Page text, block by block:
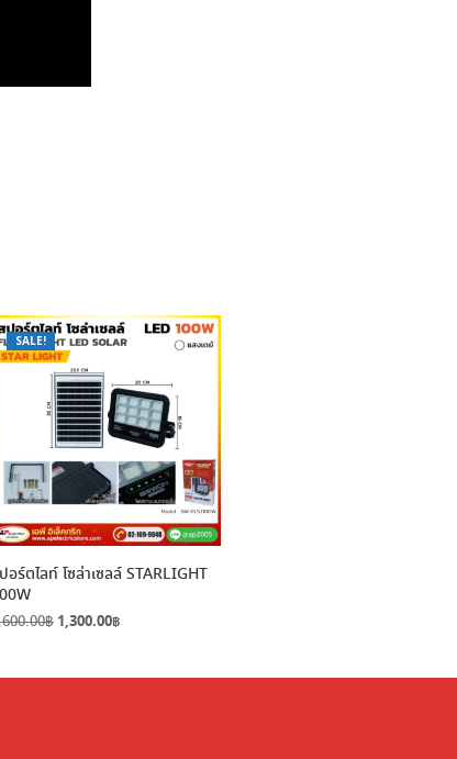
SALE!
อร์ตไลท์ โซล่าเซลล์ STARLIGHT
฿ Original
2,600.00฿.
1,300.00฿
1,300.00฿.